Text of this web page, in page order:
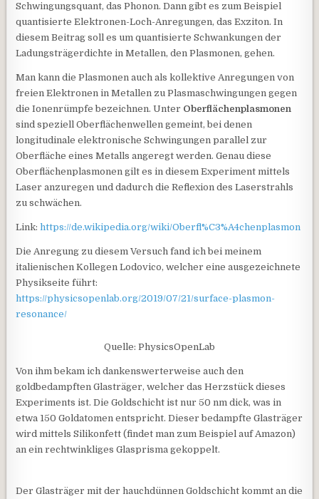
Schwingungsquant, das Phonon. Dann gibt es zum Beispiel
quantisierte Elektronen-Loch-Anregungen, das Exziton. In
diesem Beitrag soll es um quantisierte Schwankungen der
Ladungsträgerdichte in Metallen, den Plasmonen, gehen.
Man kann die Plasmonen auch als kollektive Anregungen von
freien Elektronen in Metallen zu Plasmaschwingungen gegen
die Ionenrümpfe bezeichnen. Unter Oberflächenplasmonen
sind speziell Oberflächenwellen gemeint, bei denen
longitudinale elektronische Schwingungen parallel zur
Oberfläche eines Metalls angeregt werden. Genau diese
Oberflächenplasmonen gilt es in diesem Experiment mittels
Laser anzuregen und dadurch die Reflexion des Laserstrahls
zu schwächen.
Link:https://de.wikipedia.org/wiki/Oberfl%C3%A4chenplasmon
Die Anregung zu diesem Versuch fand ich bei meinem
italienischen Kollegen Lodovico, welcher eine ausgezeichnete
Physikseite führt:
https://physicsopenlab.org/2019/07/21/surface-plasmon-
resonance/
Quelle: PhysicsOpenLab
Von ihm bekam ich dankenswerterweise auch den
goldbedampften Glasträger, welcher das Herzstück dieses
Experiments ist. Die Goldschicht ist nur 50 nm dick, was in
etwa 150 Goldatomen entspricht. Dieser bedampfte Glasträger
wird mittels Silikonfett (findet man zum Beispiel auf Amazon)
an ein rechtwinkliges Glasprisma gekoppelt.
Der Glasträger mit der hauchdünnen Goldschicht kommt an die